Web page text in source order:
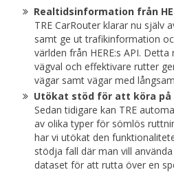
Realtidsinformation från
TRE CarRouter klarar nu själv
samt ge ut trafikinformation
världen från HERE:s API.
vägval och effektivare rutter
vägar samt vägar med
Utökat stöd för att köra
Sedan tidigare kan TRE
av olika typer för sömlös
har vi utökat den
stödja fall där man vill
dataset för att rutta över en